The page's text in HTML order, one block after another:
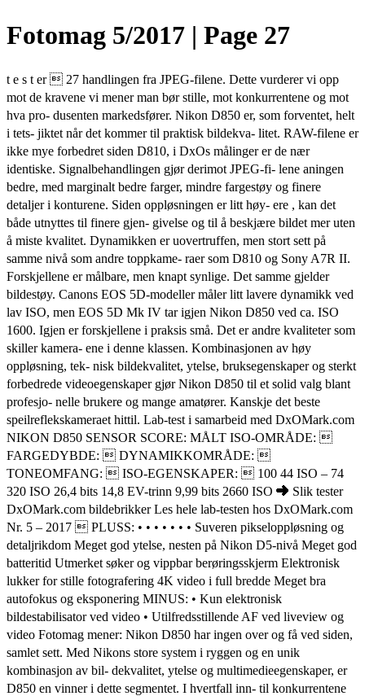
Fotomag 5/2017 | Page 27
t e s t er  27 handlingen fra JPEG-filene. Dette vurderer vi opp
mot de kravene vi mener man bør stille, mot konkurrentene og mot
hva pro- dusenten markedsfører. Nikon D850 er, som forventet, helt
i tets- jiktet når det kommer til praktisk bildekva- litet. RAW-filene er
ikke mye forbedret siden D810, i DxOs målinger er de nær
identiske. Signalbehandlingen gjør derimot JPEG-fi- lene aningen
bedre, med marginalt bedre farger, mindre fargestøy og finere
detaljer i konturene. Siden oppløsningen er litt høy- ere , kan det
både utnyttes til finere gjen- givelse og til å beskjære bildet mer uten
å miste kvalitet. Dynamikken er uovertruffen, men stort sett på
samme nivå som andre toppkame- raer som D810 og Sony A7R II.
Forskjellene er målbare, men knapt synlige. Det samme gjelder
bildestøy. Canons EOS 5D-modeller måler litt lavere dynamikk ved
lav ISO, men EOS 5D Mk IV tar igjen Nikon D850 ved ca. ISO
1600. Igjen er forskjellene i praksis små. Det er andre kvaliteter som
skiller kamera- ene i denne klassen. Kombinasjonen av høy
oppløsning, tek- nisk bildekvalitet, ytelse, bruksegenskaper og sterkt
forbedrede videoegenskaper gjør Nikon D850 til et solid valg blant
profesjo- nelle brukere og mange amatører. Kanskje det beste
speilreflekskameraet hittil. Lab-test i samarbeid med DxOMark.com
NIKON D850 SENSOR SCORE: MÅLT ISO-OMRÅDE: 
FARGEDYBDE:  DYNAMIKKOMRÅDE: 
TONEOMFANG:  ISO-EGENSKAPER:  100 44 ISO – 74
320 ISO 26,4 bits 14,8 EV-trinn 9,99 bits 2660 ISO ➜ Slik tester
DxOMark.com bildebrikker Les hele lab-testen hos DxOMark.com
Nr. 5 – 2017  PLUSS: • • • • • • • Suveren pikseloppløsning og
detaljrikdom Meget god ytelse, nesten på Nikon D5-nivå Meget god
batteritid Utmerket søker og vippbar berøringsskjerm Elektronisk
lukker for stille fotografering 4K video i full bredde Meget bra
autofokus og eksponering MINUS: • Kun elektronisk
bildestabilisator ved video • Utilfredsstillende AF ved liveview og
video Fotomag mener: Nikon D850 har ingen over og få ved siden,
samlet sett. Med Nikons store system i ryggen og en unik
kombinasjon av bil- dekvalitet, ytelse og multimedieegenskaper, er
D850 en vinner i dette segmentet. I hvertfall inn- til konkurrentene